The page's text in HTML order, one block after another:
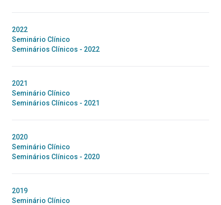
2022
Seminário Clínico
Seminários Clínicos - 2022
2021
Seminário Clínico
Seminários Clínicos - 2021
2020
Seminário Clínico
Seminários Clínicos - 2020
2019
Seminário Clínico